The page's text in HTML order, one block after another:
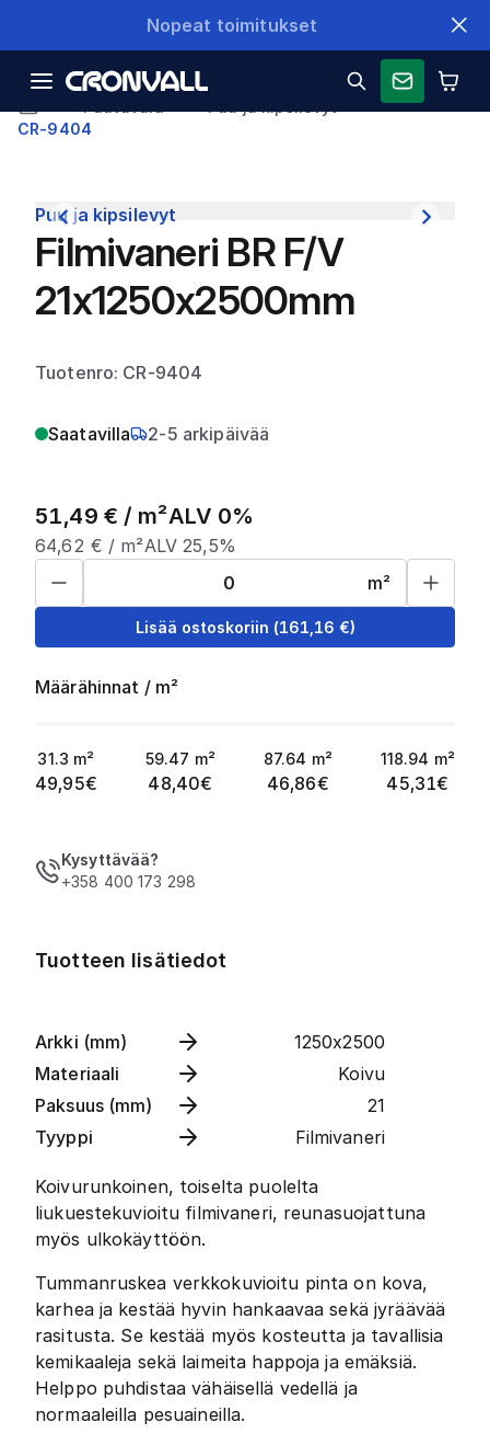
Nopeat toimitukset
CR-9404
Puu ja kipsilevyt
Filmivaneri BR F/V
21x1250x2500mm
Tuotenro: CR-9404
Saatavilla 2-5 arkipäivää
51,49 € / m²ALV 0%
64,62 € / m²ALV 25,5%
m²
Lisää ostoskoriin (161,16 €)
Määrähinnat / m²
31.3 m²
49,95€
59.47 m²
48,40€
87.64 m²
46,86€
118.94 m²
45,31€
Kysyttävää?
+358 400 173 298
Tuotteen lisätiedot
Arkki (mm)
1250x2500
Materiaali
Koivu
Paksuus (mm)
21
Tyyppi
Filmivaneri
Koivurunkoinen, toiselta puolelta
liukuestekuvioitu filmivaneri, reunasuojattuna
myös ulkokäyttöön.
Tummanruskea verkkokuvioitu pinta on kova,
karhea ja kestää hyvin hankaavaa sekä jyräävää
rasitusta. Se kestää myös kosteutta ja tavallisia
kemikaaleja sekä laimeita happoja ja emäksiä.
Helppo puhdistaa vähäisellä vedellä ja
normaaleilla pesuaineilla.